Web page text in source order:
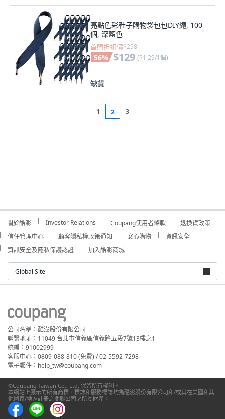
亮點色彩鞋子購物袋包包DIY繩, 100
個, 深藍色
首購折扣價$298
56% $129 ($1.29/1個)
缺貨
1 2 3
關於酷澎 Investor Relations Coupang使用者條款
退換貨政策
信任管理中心
顧客隱私權政策通知 安心購物
資訊安全
資訊安全及隱私保護認證
加入酷澎商城
Global Site
公司名稱：酷澎股份有限公司
聯繫地址：11049 台北市信義區信義路五段7號13樓之1
統編：91002999
客服中心：0809-088-810 (免費) / 02-5592-7298
電子郵件：help_tw@coupang.com
©Coupang Taiwan Co., Ltd. 保留所有權利。
本網站上顯示的所有商標、標誌和服務標誌均為酷澎股份有限公司和/或其在美國和其
他國家/地區註冊之關聯公司之所屬財產。